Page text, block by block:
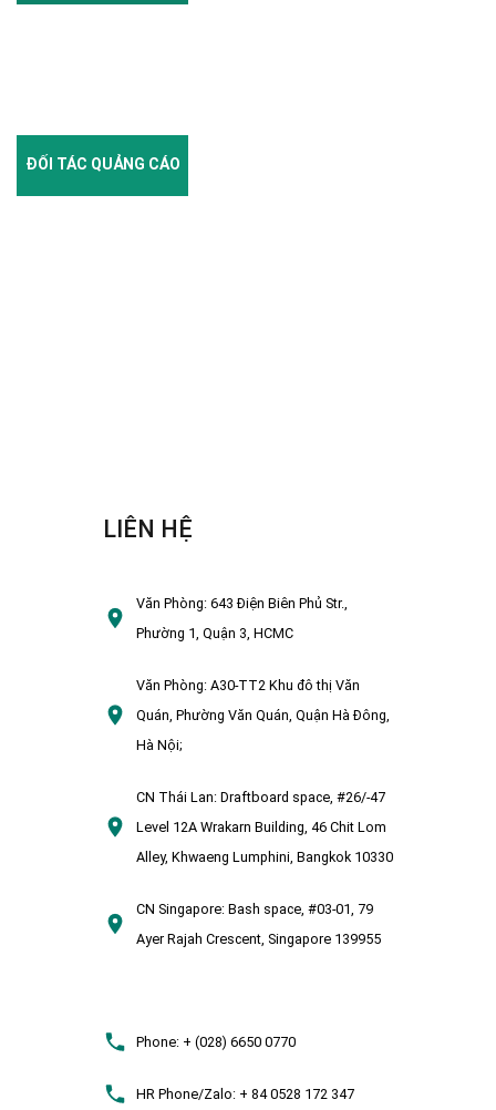
ĐỐI TÁC QUẢNG CÁO
LIÊN HỆ
Văn Phòng:643 Điện Biên Phủ Str.,
Phường 1, Quận 3, HCMC
Văn Phòng:A30-TT2 Khu đô thị Văn
Quán, Phường Văn Quán, Quận Hà Đông,
Hà Nội;
CN Thái Lan: Draftboard space, #26/-47
Level 12A Wrakarn Building, 46 Chit Lom
Alley, Khwaeng Lumphini, Bangkok 10330
CN Singapore: Bash space, #03-01, 79
Ayer Rajah Crescent, Singapore 139955
Phone:+ (028) 6650 0770
HR Phone/Zalo:+ 84 0528 172 347